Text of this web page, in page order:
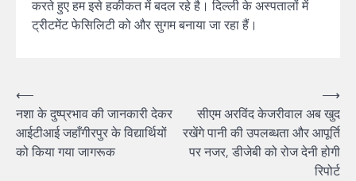
करते हुए हम इसे हकीकत में बदल रहे है। दिल्ली के अस्पतालों में
ट्रीटमेंट फेसिलिटी को और सुगम बनाया जा रहा हैं।
Post
navigation
⟵
नशा के दुष्प्रभाव की जानकारी देकर
आईटीआई जहाँगीरपुर के विद्यार्थियों
को किया गया जागरूक
सीएम अरविंद केजरीवाल अब खुद
रखेंगे पानी की उपलब्धता और आपूर्ति
पर नजर, डीजेबी को रोज देनी होगी
रिपोर्ट
⟶